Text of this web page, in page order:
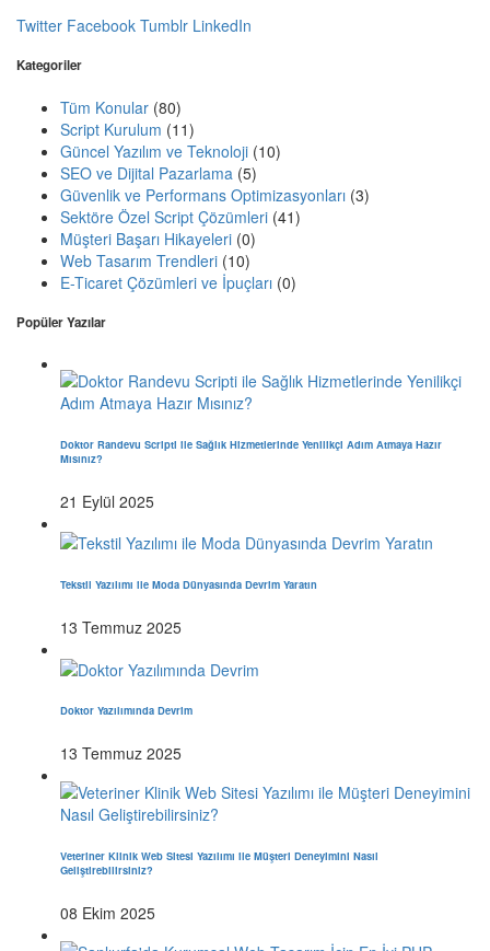
Twitter Facebook Tumblr LinkedIn
Kategoriler
Tüm Konular (80)
Script Kurulum (11)
Güncel Yazılım ve Teknoloji (10)
SEO ve Dijital Pazarlama (5)
Güvenlik ve Performans Optimizasyonları (3)
Sektöre Özel Script Çözümleri (41)
Müşteri Başarı Hikayeleri (0)
Web Tasarım Trendleri (10)
E-Ticaret Çözümleri ve İpuçları (0)
Popüler Yazılar
Doktor Randevu Scripti ile Sağlık Hizmetlerinde Yenilikçi Adım Atmaya Hazır
Mısınız?
21 Eylül 2025
Tekstil Yazılımı ile Moda Dünyasında Devrim Yaratın
13 Temmuz 2025
Doktor Yazılımında Devrim
13 Temmuz 2025
Veteriner Klinik Web Sitesi Yazılımı ile Müşteri Deneyimini Nasıl
Geliştirebilirsiniz?
08 Ekim 2025